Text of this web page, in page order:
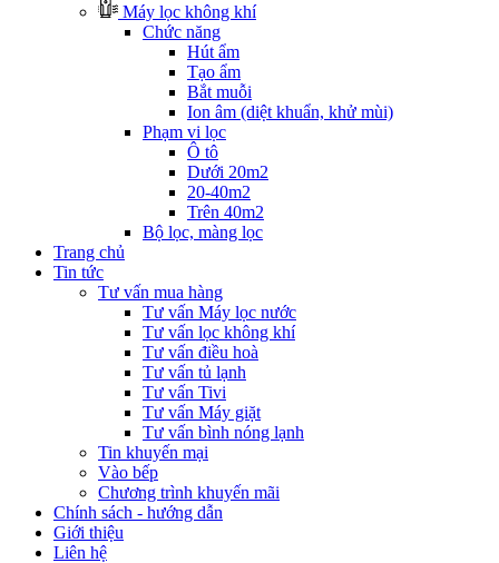
Máy lọc không khí
Chức năng
Hút ẩm
Tạo ẩm
Bắt muỗi
Ion âm (diệt khuẩn, khử mùi)
Phạm vi lọc
Ô tô
Dưới 20m2
20-40m2
Trên 40m2
Bộ lọc, màng lọc
Trang chủ
Tin tức
Tư vấn mua hàng
Tư vấn Máy lọc nước
Tư vấn lọc không khí
Tư vấn điều hoà
Tư vấn tủ lạnh
Tư vấn Tivi
Tư vấn Máy giặt
Tư vấn bình nóng lạnh
Tin khuyến mại
Vào bếp
Chương trình khuyến mãi
Chính sách - hướng dẫn
Giới thiệu
Liên hệ